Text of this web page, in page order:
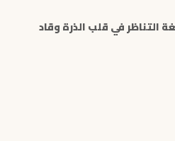
التناظر في قلب الذرة وقاد